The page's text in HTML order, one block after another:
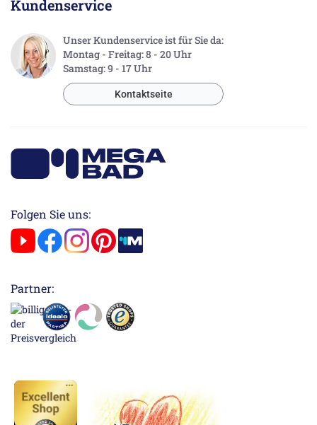
Kundenservice
Unser Kundenservice ist für Sie da:
Montag - Freitag: 8 - 20 Uhr
Samstag: 9 - 17 Uhr
Kontaktseite
Folgen Sie uns:
Partner: